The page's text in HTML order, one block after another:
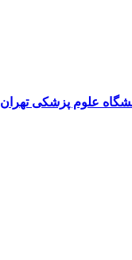
علوم پزشکی تهران